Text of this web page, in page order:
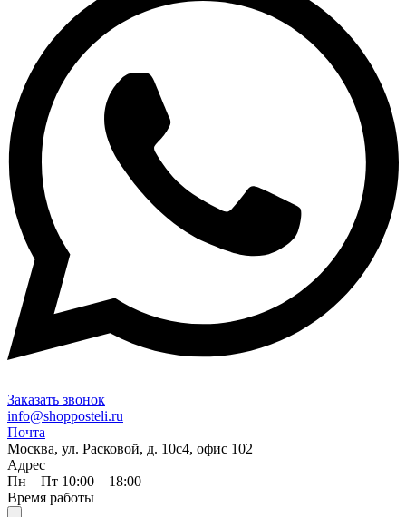
Заказать звонок
info@shopposteli.ru
Почта
Москва, ул. Расковой, д. 10с4, офис 102
Адрес
Пн—Пт 10:00 – 18:00
Время работы